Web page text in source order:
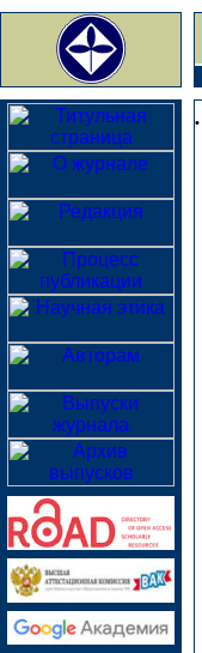
•